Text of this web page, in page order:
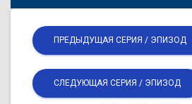
ПРЕДЫДУЩАЯ СЕРИЯ / ЭПИЗОД
СЛЕДУЮЩАЯ СЕРИЯ / ЭПИЗОД